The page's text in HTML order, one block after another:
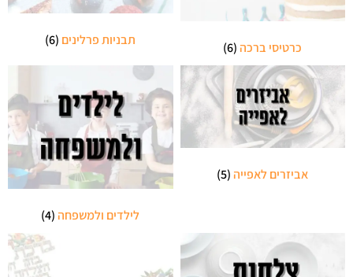
כרטיסי ברכה(6) תבניות פרלינים (6)
אביזרים לאפייה(5)
לילדים ולמשפחה(4)